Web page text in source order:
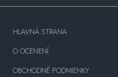
HLAVNÁ STRANA
O OCENENÍ
OBCHODNÉ PODMIENKY